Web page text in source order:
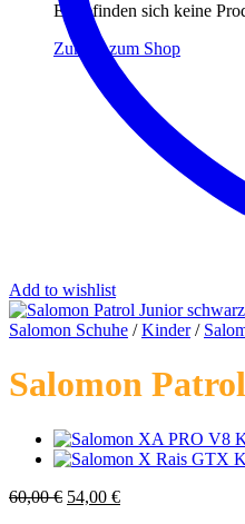
Es befinden sich keine
Zurück zum Shop
Add to wishlist
Salomon Schuhe / Kinder /
Salomon
60,00€ Ursprünglicher
54,00 €Aktueller